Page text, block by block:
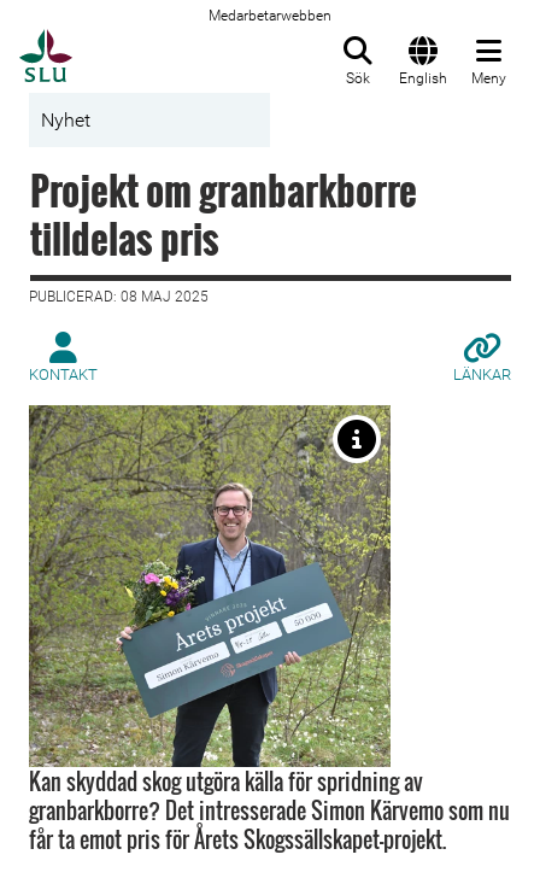
Medarbetarwebben
Sök English Meny
Nyhet
Projekt om granbarkborre
tilldelas pris
PUBLICERAD: 08 MAJ 2025
KONTAKT LÄNKAR
Kan skyddad skog utgöra källa för spridning av
granbarkborre? Det intresserade Simon Kärvemo som nu
får ta emot pris för Årets Skogssällskapet-projekt.